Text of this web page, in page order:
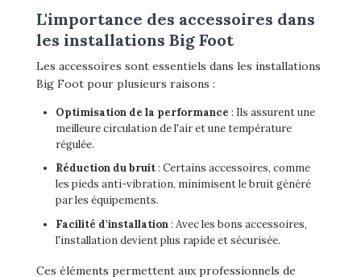
L'importance des accessoires dans
les installations Big Foot
Les accessoires sont essentiels dans les installations
Big Foot pour plusieurs raisons :
Optimisation de la performance : Ils assurent une
meilleure circulation de l'air et une température
régulée.
Réduction du bruit: Certains accessoires, comme
les pieds anti-vibration, minimisent le bruit généré
par les équipements.
Facilité d'installation: Avec les bons accessoires,
l'installation devient plus rapide et sécurisée.
Ces éléments permettent aux professionnels de